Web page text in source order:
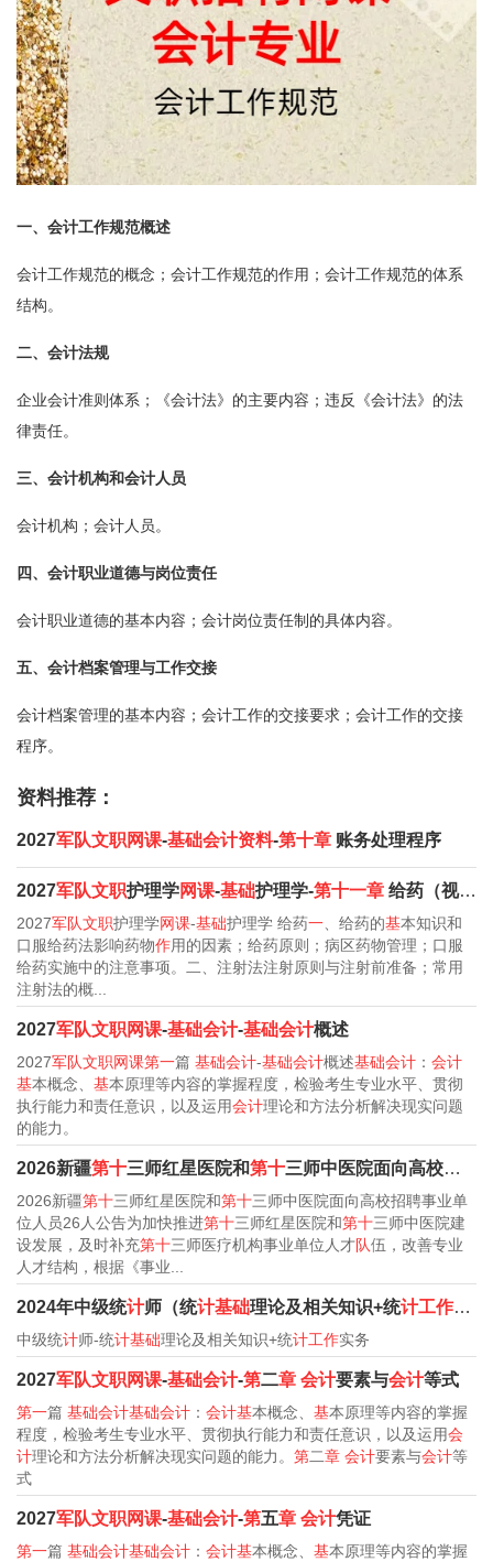
一、会计工作规范概述
会计工作规范的概念；会计工作规范的作用；会计工作规范的体系
结构。
二、会计法规
企业会计准则体系；《会计法》的主要内容；违反《会计法》的法
律责任。
三、会计机构和会计人员
会计机构；会计人员。
四、会计职业道德与岗位责任
会计职业道德的基本内容；会计岗位责任制的具体内容。
五、会计档案管理与工作交接
会计档案管理的基本内容；会计工作的交接要求；会计工作的交接
程序。
资料推荐：
2027军队文职网课-基础会计资料-第十章 账务处理程序
2027军队文职护理学网课-基础护理学-第十一章 给药（视频
2027军队文职护理学网课-基础护理学 给药一 、给药的基本知识和
口服给药法影响药物作用的因素；给药原则；病区药物管理；口服
给药实施中的注意事项。二、注射法注射原则与注射前准备；常用
注射法的概...
2027军队文职网课-基础会计-基础会计概述
2027军队文职网课第一篇 基础会计-基础会计概述基础会计 ： 会计
基本概念、 基本原理等内容的掌握程度，检验考生专业水平、贯彻
执行能力和责任意识，以及运用会计理论和方法分析解决现实问题
的能力。
2026新疆第十三师红星医院和第十三师中医院面向高校招聘事业单位人员26人公告
2026新疆第十三师红星医院和第十三师中医院面向高校招聘事业单
位人员26人公告为加快推进第十三师红星医院和第十三师中医院建
设发展，及时补充第十三师医疗机构事业单位人才队伍，改善专业
人才结构，根据《事业...
2024年中级统计师（统计基础理论及相关知识+统计工作实
中级统计师-统计基础理论及相关知识+统计工作实务
2027军队文职网课-基础会计-第二章 会计要素与会计等式
第一篇 基础会计基础会计 ： 会计基本概念、 基本原理等内容的掌握
程度，检验考生专业水平、贯彻执行能力和责任意识，以及运用会
计理论和方法分析解决现实问题的能力。 第二章 会计要素与会计等
式
2027军队文职网课-基础会计-第五章 会计凭证
第一篇 基础会计基础会计 ： 会计基本概念、 基本原理等内容的掌握